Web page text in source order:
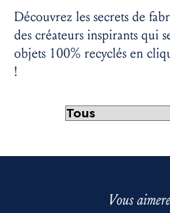
Découvrez les secrets de
des créateurs inspirants qui
objets 100% recyclés en
!
Vous